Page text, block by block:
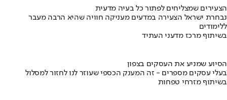
הצעירים שמצליחים לפתור כל בעיה מדעית
נבחרת ישראל הצעירה במדעים מעניקה חוויה שהיא הרבה מעבר
ללימודים
בשיתוף מרכז מדעני העתיד
הסיוע שמניע את העסקים בצפון
בעלי עסקים מספרים - זה המענק הכספי שעוזר לנו לחזור למסלול
בשיתוף מזרחי טפחות